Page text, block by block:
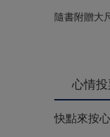
隨書附贈大
心情投
快點來按